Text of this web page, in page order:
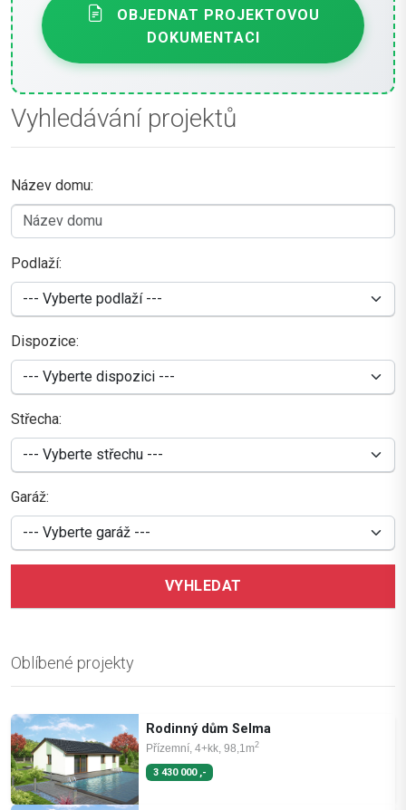
OBJEDNAT PROJEKTOVOU
DOKUMENTACI
Vyhledávání projektů
Název domu:
Podlaží:
Dispozice:
Střecha:
Garáž:
VYHLEDAT
Oblíbené projekty
Rodinný dům Selma
Přízemní, 4+kk, 98,1m2
3 430 000 ,-